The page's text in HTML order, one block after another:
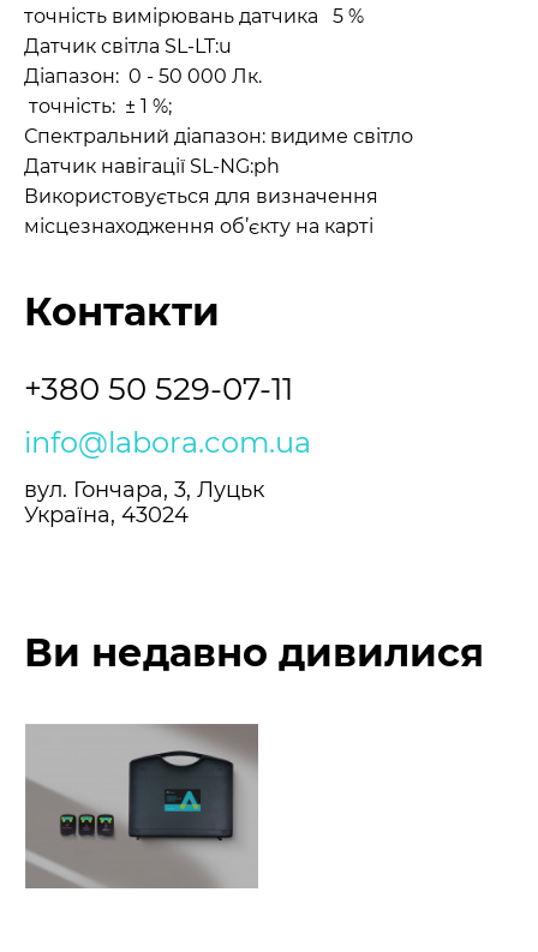
точність вимірювань датчика 5 %
Датчик світла SL-LT:u
Діапазон: 0 - 50 000 Лк.
точність: ± 1 %;
Спектральний діапазон: видиме світло
Датчик навігації SL-NG:ph
Використовується для визначення
місцезнаходження об’єкту на карті
Контакти
+380 50 529-07-11
info@labora.com.ua
вул. Гончара, 3, Луцьк
Україна, 43024
Ви недавно дивилися